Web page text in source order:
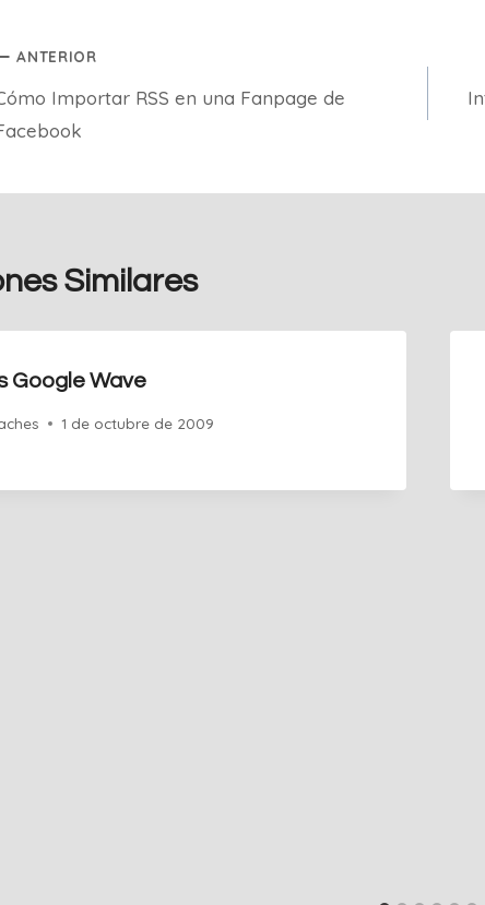
ANTERIOR
Importar RSS en una Fanpage de
Similares
Google Wave
1 de octubre de 2009